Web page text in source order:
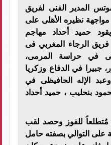
المدير الفنى لفريق
نظيره الأهلى على
حميد أحداد مهاجم
الرجاء المغربي فى
في حراسة المرمى،
في الدفاع وزكريا
الإله الحافيظى في
بنحليب ، حميد أحداد
مُتطلعاً للفوز وحصد لقب
على التوالي بصفته حامل